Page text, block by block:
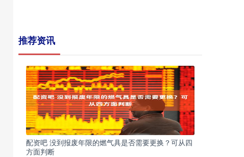
推荐资讯
配资吧 没到报废年限的燃气具是否需要更换？可从四
方面判断